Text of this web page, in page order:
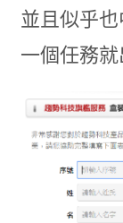
並且似乎
一個任務就